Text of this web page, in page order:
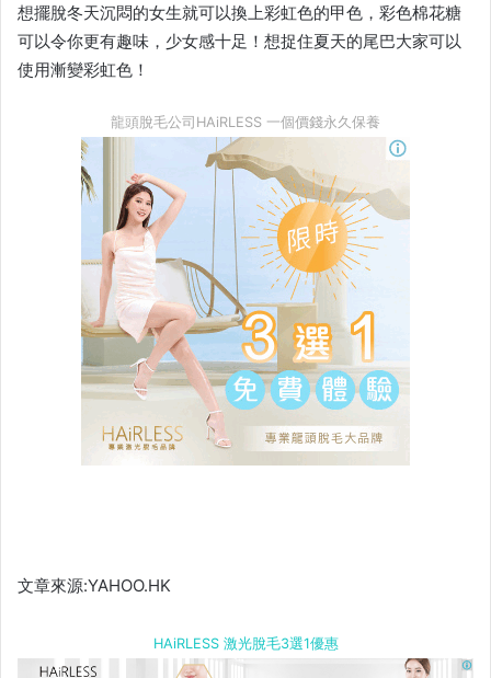
想擺脫冬天沉悶的女生就可以換上彩虹色的甲色，彩色棉花糖
可以令你更有趣味，少女感十足！想捉住夏天的尾巴大家可以
使用漸變彩虹色！
龍頭脫毛公司HAiRLESS 一個價錢永久保養
文章來源:YAHOO.HK
HAiRLESS 激光脫毛3選1優惠